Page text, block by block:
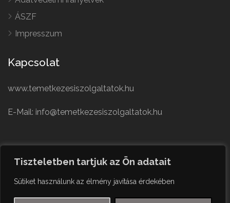
Tiszteletben tartjuk az Ön adatait
Sütiket használunk az élmény javítása érdekében
ÁSZF
Impresszum
Kapcsolat
www.temetkezesiszolgaltatok.hu
E-Mail: info@temetkezesiszolgaltatok.hu
English
Czech
German